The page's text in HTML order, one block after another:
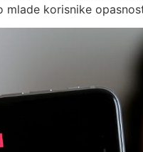
korisnike